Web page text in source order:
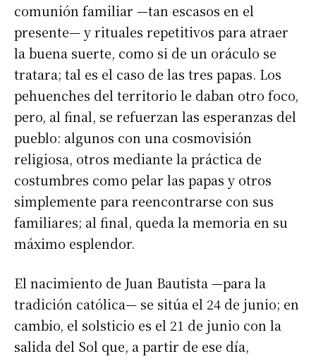
comunión familiar —tan escasos en el
presente— y rituales repetitivos para atraer
la buena suerte, como si de un oráculo se
tratara; tal es el caso de las tres papas. Los
pehuenches del territorio le daban otro foco,
pero, al final, se refuerzan las esperanzas del
pueblo: algunos con una cosmovisión
religiosa, otros mediante la práctica de
costumbres como pelar las papas y otros
simplemente para reencontrarse con sus
familiares; al final, queda la memoria en su
máximo esplendor.
El nacimiento de Juan Bautista —para la
tradición católica— se sitúa el 24 de junio; en
cambio, el solsticio es el 21 de junio con la
salida del Sol que, a partir de ese día,